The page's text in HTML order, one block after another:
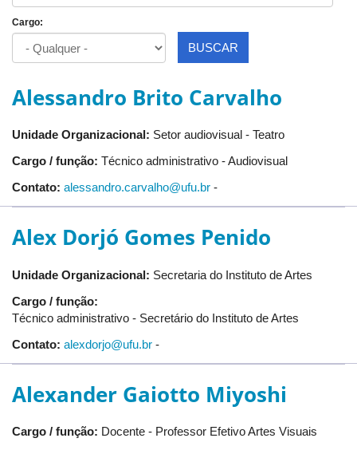
Cargo:
BUSCAR
Alessandro Brito Carvalho
Unidade Organizacional: Setor audiovisual - Teatro
Cargo / função: Técnico administrativo - Audiovisual
Contato: alessandro.carvalho@ufu.br -
Alex Dorjó Gomes Penido
Unidade Organizacional: Secretaria do Instituto de Artes
Cargo / função:
Técnico administrativo - Secretário do Instituto de Artes
Contato: alexdorjo@ufu.br -
Alexander Gaiotto Miyoshi
Cargo / função: Docente - Professor Efetivo Artes Visuais